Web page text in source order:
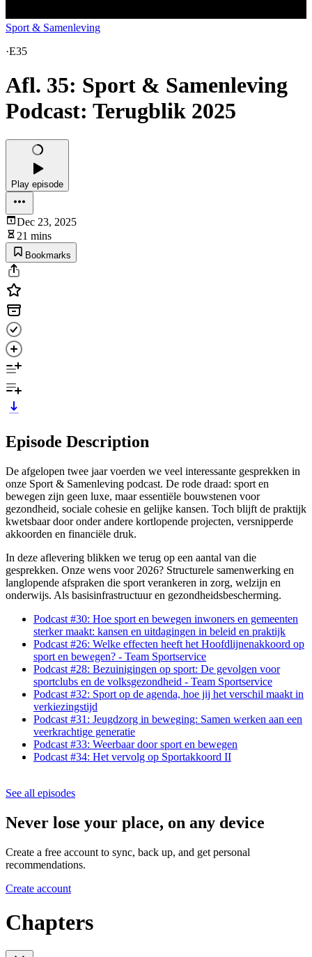
Sport & Samenleving
·E35
Afl. 35: Sport & Samenleving
Podcast: Terugblik 2025
Play episode
Dec 23, 2025
21 mins
Bookmarks
Episode Description
De afgelopen twee jaar voerden we veel interessante gesprekken in
onze Sport & Samenleving podcast. De rode draad: sport en
bewegen zijn geen luxe, maar essentiële bouwstenen voor
gezondheid, sociale cohesie en gelijke kansen. Toch blijft de praktijk
kwetsbaar door onder andere kortlopende projecten, versnipperde
akkoorden en financiële druk.
In deze aflevering blikken we terug op een aantal van die
gesprekken. Onze wens voor 2026? Structurele samenwerking en
langlopende afspraken die sport verankeren in zorg, welzijn en
onderwijs. Als basisinfrastructuur en gezondheidsbescherming.
Podcast #30: Hoe sport en bewegen inwoners en gemeenten
sterker maakt: kansen en uitdagingen in beleid en praktijk
Podcast #26: Welke effecten heeft het Hoofdlijnenakkoord op
sport en bewegen? - Team Sportservice
Podcast #28: Bezuinigingen op sport: De gevolgen voor
sportclubs en de volksgezondheid - Team Sportservice
Podcast #32: Sport op de agenda, hoe jij het verschil maakt in
verkiezingstijd
Podcast #31: Jeugdzorg in beweging: Samen werken aan een
veerkrachtige generatie
Podcast #33: Weerbaar door sport en bewegen
Podcast #34: Het vervolg op Sportakkoord II
See all episodes
Never lose your place, on any device
Create a free account to sync, back up, and get personal
recommendations.
Create account
Chapters